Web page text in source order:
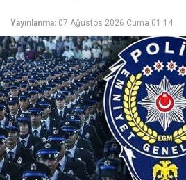
Yayınlanma: 07 Ağustos 2026 Cuma 01:14